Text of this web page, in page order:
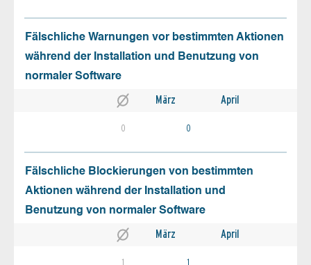
Fälschliche Warnungen vor bestimmten Aktionen
während der Installation und Benutzung von
normaler Software
März April
0 0
Fälschliche Blockierungen von bestimmten
Aktionen während der Installation und
Benutzung von normaler Software
März April
1 1